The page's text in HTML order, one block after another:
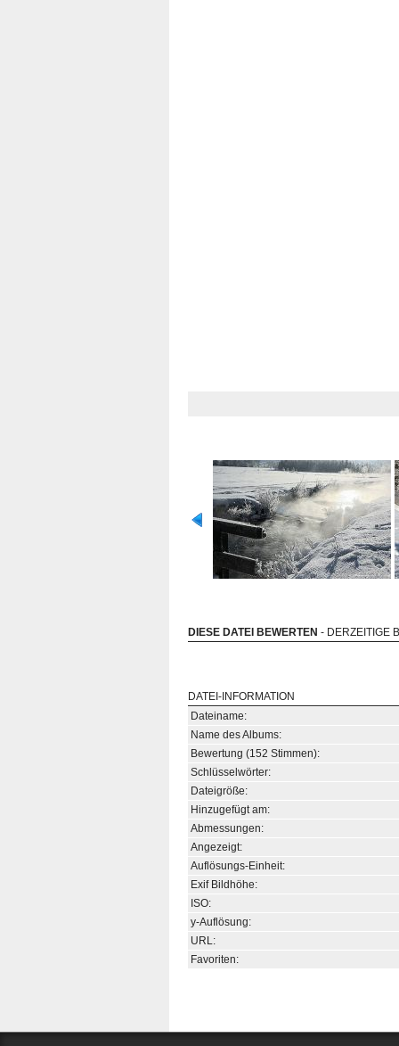
DIESE DATEI BEWERTEN - DERZEITIGE
DATEI-INFORMATION
Dateiname:
Name des Albums:
Bewertung (152 Stimmen):
Schlüsselwörter:
Dateigröße:
Hinzugefügt am:
Abmessungen:
Angezeigt:
Auflösungs-Einheit:
Exif Bildhöhe:
ISO:
y-Auflösung:
URL:
Favoriten: